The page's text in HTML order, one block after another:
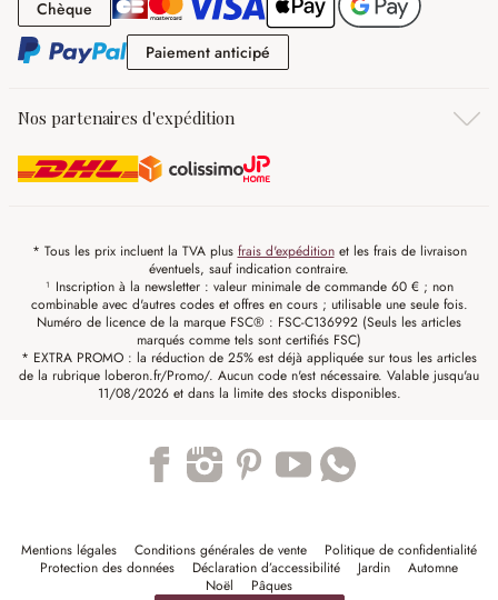
Chèque Chèque
Paiement anticipé
Nos partenaires d'expédition
* Tous les prix incluent la TVA plus frais d'expéditionet les frais de livraison
éventuels, sauf indication contraire.
¹ Inscription à la newsletter : valeur minimale de commande 60 € ; non
combinable avec d'autres codes et offres en cours ; utilisable une seule fois.
Numéro de licence de la marque FSC® : FSC-C136992 (Seuls les articles
marqués comme tels sont certifiés FSC)
* EXTRA PROMO : la réduction de 25% est déjà appliquée sur tous les articles
de la rubrique loberon.fr/Promo/. Aucun code n'est nécessaire. Valable jusqu'au
11/08/2026 et dans la limite des stocks disponibles.
Mentions légales Conditions générales de vente
Politique de confidentialité
Protection des données
Déclaration d’accessibilité Jardin
Automne
Noël
Pâques